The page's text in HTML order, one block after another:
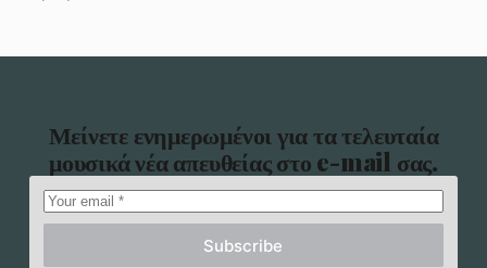
Μείνετε ενημερωμένοι για τα τελευταία
μουσικά νέα απευθείας στο e-mail σας.
Subscribe